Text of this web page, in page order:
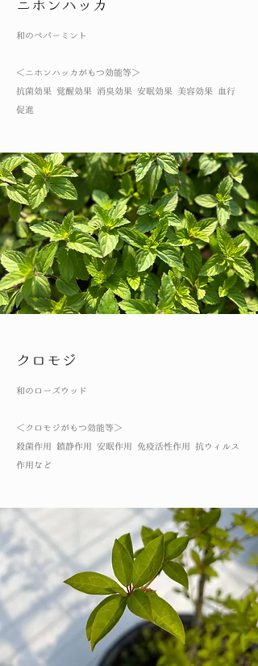
ニホンハッカ
和のペパーミント
​＜ニホンハッカがもつ効能等＞
抗菌効果 覚醒効果 消臭効果 安眠効果 美容効果 血行
促進
クロモジ
和のローズウッド
​＜クロモジがもつ効能等＞
殺菌作用 鎮静作用 安眠作用 免疫活性作用 抗ウィルス
作用など